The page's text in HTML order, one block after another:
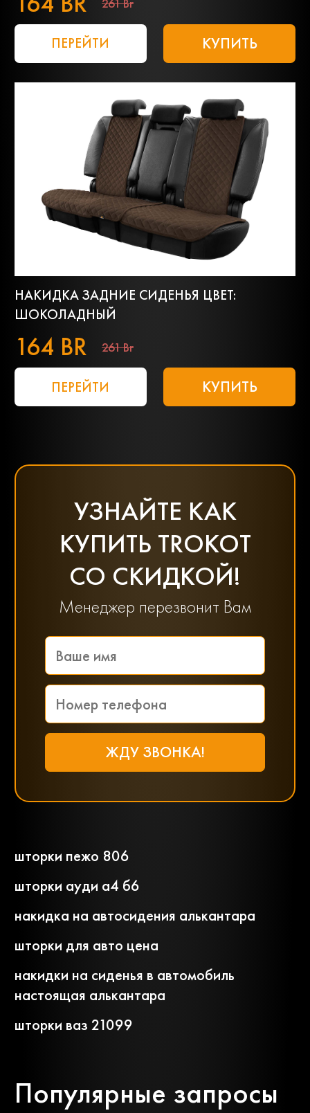
261 Br
ПЕРЕЙТИ КУПИТЬ
НАКИДКА ЗАДНИЕ СИДЕНЬЯ ЦВЕТ:
ШОКОЛАДНЫЙ
164 BR 261 Br
ПЕРЕЙТИ КУПИТЬ
Популярные запросы
УЗНАЙТЕ КАК
КУПИТЬ TROKOT
СО СКИДКОЙ!
Менеджер перезвонит Вам
шторки пежо 806
шторки ауди а4 б6
накидка на автосидения алькантара
шторки для авто цена
накидки на сиденья в автомобиль
настоящая алькантара
шторки ваз 21099